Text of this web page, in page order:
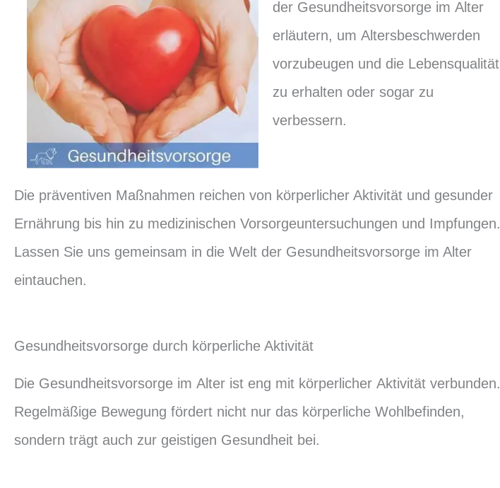
der Gesundheitsvorsorge im Alter
erläutern, um Altersbeschwerden
vorzubeugen und die Lebensqualität
zu erhalten oder sogar zu
verbessern.
Die präventiven Maßnahmen reichen von körperlicher Aktivität und gesunder
Ernährung bis hin zu medizinischen Vorsorgeuntersuchungen und Impfungen.
Lassen Sie uns gemeinsam in die Welt der Gesundheitsvorsorge im Alter
eintauchen.
Gesundheitsvorsorge durch körperliche Aktivität
Die Gesundheitsvorsorge im Alter ist eng mit körperlicher Aktivität verbunden.
Regelmäßige Bewegung fördert nicht nur das körperliche Wohlbefinden,
sondern trägt auch zur geistigen Gesundheit bei.